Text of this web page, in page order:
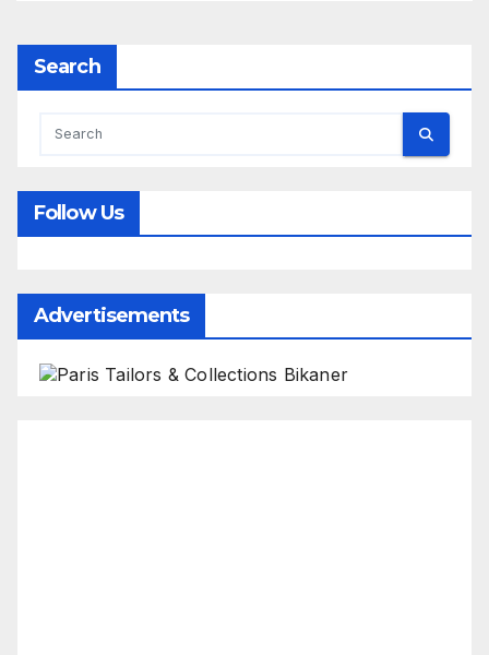
Search
Follow Us
Advertisements